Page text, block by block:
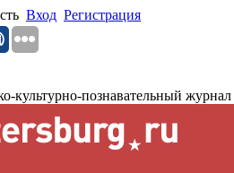
Вход Регистрация
культурно-познавательный